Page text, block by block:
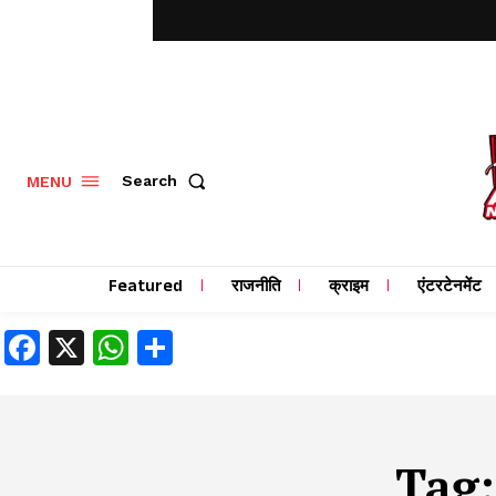
MENU Search
Featured राजनीति क्राइम एंटरटेनमेंट
Facebook
X WhatsApp